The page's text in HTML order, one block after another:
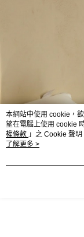
本網站中使用 cookie，
望在電腦上使用 cookie
權條款 」之 Cookie 聲
用條款之 Cookie 聲明使
了解更多 >